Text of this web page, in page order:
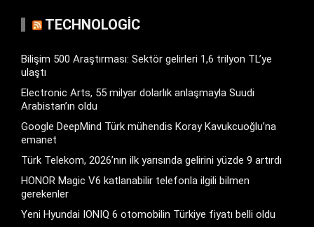
TECHNOLOGIC
Bilişim 500 Araştırması: Sektör gelirleri 1,6 trilyon TL’ye
ulaştı
Electronic Arts, 55 milyar dolarlık anlaşmayla Suudi
Arabistan’ın oldu
Google DeepMind Türk mühendis Koray Kavukcuoğlu’na
emanet
Türk Telekom, 2026’nın ilk yarısında gelirini yüzde 9 artırdı
HONOR Magic V6 katlanabilir telefonla ilgili bilmen
gerekenler
Yeni Hyundai IONIQ 6 otomobilin Türkiye fiyatı belli oldu